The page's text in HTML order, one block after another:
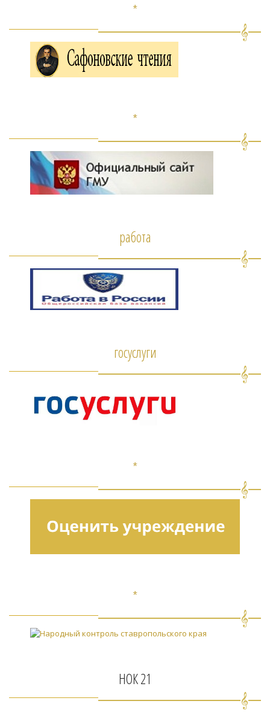
*
*
работа
госуслуги
*
*
НОК 21